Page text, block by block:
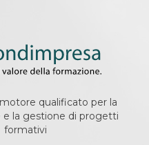
qualificato per la
e la gestione di progetti
formativi